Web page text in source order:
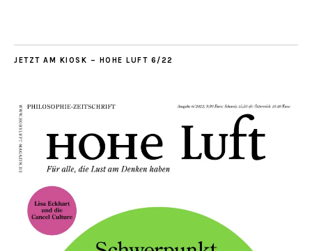
JETZT AM KIOSK – HOHE LUFT 6/22